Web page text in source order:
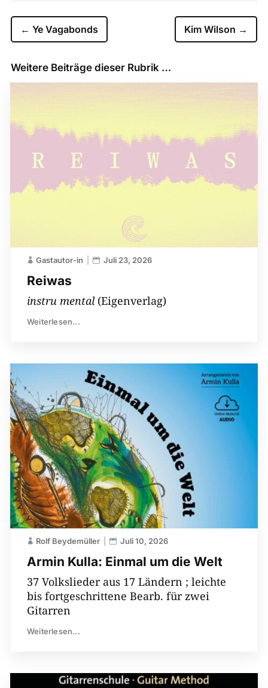
← Ye Vagabonds Kim Wilson →
Weitere Beiträge dieser Rubrik …
Reiwas
Gastautor-in Juli 23, 2026
instru mental(Eigenverlag)
Weiterlesen...
Armin Kulla: Einmal um die Welt
Rolf Beydemüller Juli 10, 2026
37 Volkslieder aus 17 Ländern ; leichte
bis fortgeschrittene Bearb. für zwei
Gitarren
Weiterlesen...